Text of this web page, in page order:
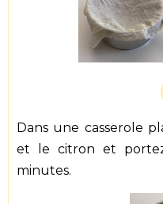
Dans une casserole
et le citron et
minutes.